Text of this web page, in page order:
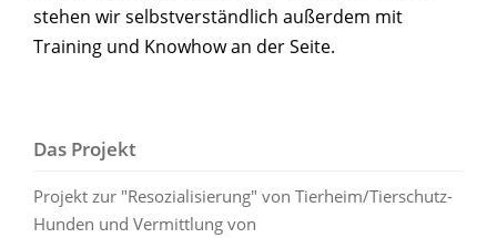
stehen wir selbstverständlich außerdem mit
Training und Knowhow an der Seite.
Das Projekt
Projekt zur "Resozialisierung" von Tierheim/Tierschutz-
Hunden und Vermittlung von